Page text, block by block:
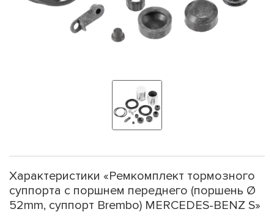
Характеристики «Ремкомплект тормозного
суппорта с поршнем переднего (поршень Ø
52mm, суппорт Brembo) MERCEDES-BENZ S»